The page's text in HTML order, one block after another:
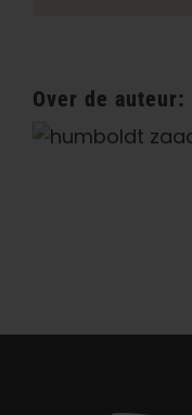
Over de auteur: